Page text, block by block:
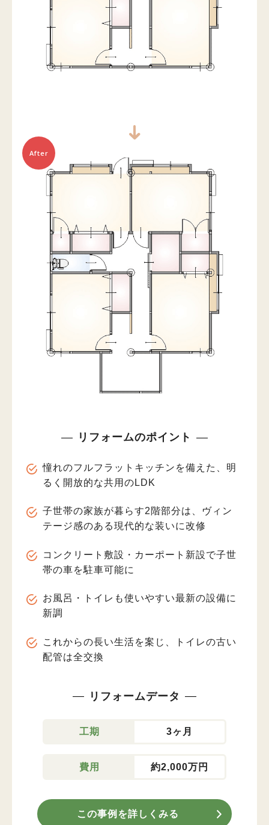
After
リフォームのポイント
憧れのフルフラットキッチンを備えた、明
るく開放的な共用のLDK
子世帯の家族が暮らす2階部分は、ヴィン
テージ感のある現代的な装いに改修
コンクリート敷設・カーポート新設で子世
帯の車を駐車可能に
お風呂・トイレも使いやすい最新の設備に
新調
これからの長い生活を案じ、トイレの古い
配管は全交換
リフォームデータ
工期 3ヶ月
費用 約2,000万円
この事例を詳しくみる